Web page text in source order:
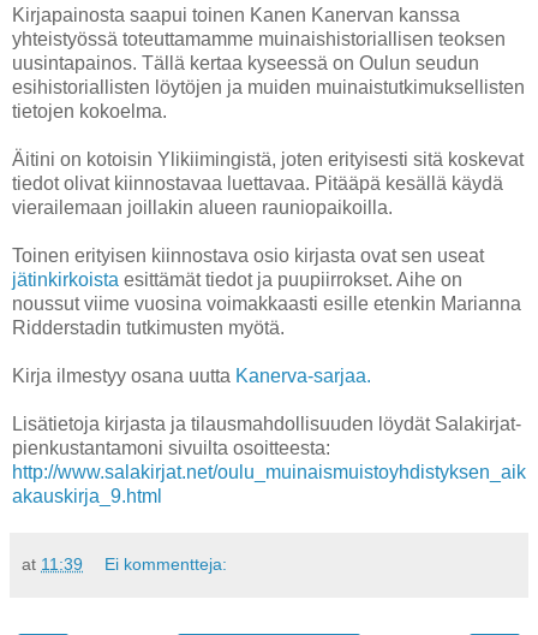
Kirjapainosta saapui toinen Kanen Kanervan kanssa
yhteistyössä toteuttamamme muinaishistoriallisen teoksen
uusintapainos. Tällä kertaa kyseessä on Oulun seudun
esihistoriallisten löytöjen ja muiden muinaistutkimuksellisten
tietojen kokoelma.
Äitini on kotoisin Ylikiimingistä, joten erityisesti sitä koskevat
tiedot olivat kiinnostavaa luettavaa. Pitääpä kesällä käydä
vierailemaan joillakin alueen rauniopaikoilla.
Toinen erityisen kiinnostava osio kirjasta ovat sen useat
jätinkirkoista esittämät tiedot ja puupiirrokset. Aihe on
noussut viime vuosina voimakkaasti esille etenkin Marianna
Ridderstadin tutkimusten myötä.
Kirja ilmestyy osana uutta Kanerva-sarjaa.
Lisätietoja kirjasta ja tilausmahdollisuuden löydät Salakirjat-
pienkustantamoni sivuilta osoitteesta:
http://www.salakirjat.net/oulu_muinaismuistoyhdistyksen_aik
akauskirja_9.html
at 11:39 Ei kommentteja: